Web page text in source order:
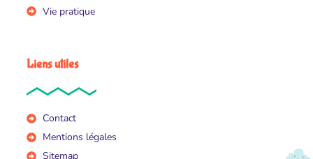
Vie pratique
Liens utiles
Contact
Mentions légales
Sitemap